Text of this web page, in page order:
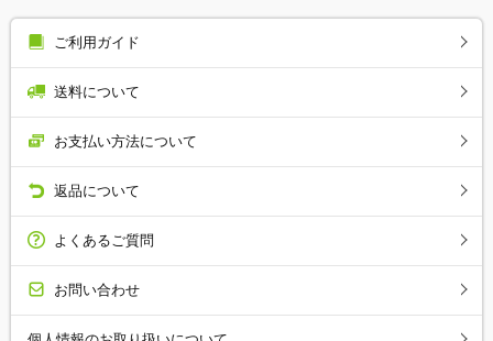
ご利用ガイド
送料について
お支払い方法について
返品について
よくあるご質問
お問い合わせ